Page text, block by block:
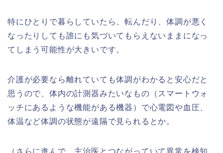
特にひとりで暮らしていたら、転んだり、体調が悪く
なったりしても誰にも気づいてもらえないままになっ
てしまう可能性が大きいです。
介護が必要なら離れていても体調がわかると安心だと
思うので、体内の計測器みたいなもの（スマートウォ
ッチにあるような機能がある機器）で心電図や血圧、
体温など体調の状態が遠隔で見られるとか。